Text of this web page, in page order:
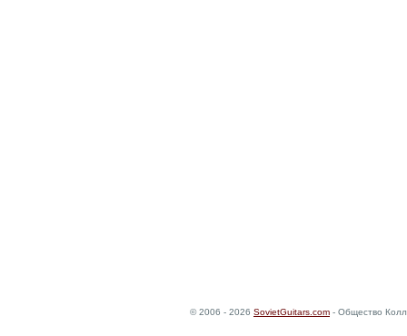
© 2006 - 2026 SovietGuitars.com - Общество